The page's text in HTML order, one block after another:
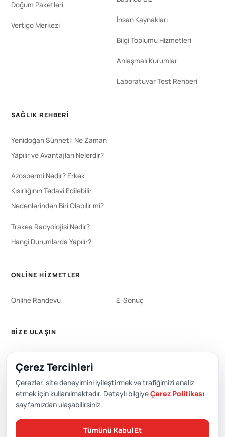
Doğum Paketleri
Vertigo Merkezi
İnsan Kaynakları
Bilgi Toplumu Hizmetleri
Anlaşmalı Kurumlar
Laboratuvar Test Rehberi
SAĞLIK REHBERI
Yenidoğan Sünneti: Ne Zaman
Yapılır ve Avantajları Nelerdir?
Azospermi Nedir? Erkek
Kısırlığının Tedavi Edilebilir
Nedenlerinden Biri Olabilir mi?
Trakea Radyolojisi Nedir?
Hangi Durumlarda Yapılır?
ONLINE HIZMETLER
Online Randevu E-Sonuç
BIZE ULAŞIN
+90 212 651 0000
Editör: Academic Hospital Web ve Yayın Kurulu
Çerez Tercihleri
Çerezler, site deneyimini iyileştirmek ve trafiğimizi analiz
etmek için kullanılmaktadır. Detaylı bilgiyeÇerez Politikası
sayfamızdan ulaşabilirsiniz.
Tümünü Kabul Et